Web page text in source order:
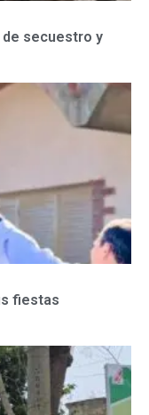
de secuestro y
fiestas